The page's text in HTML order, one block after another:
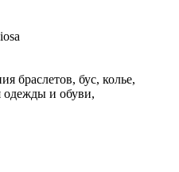
браслетов, бус, колье,
одежды и обуви,